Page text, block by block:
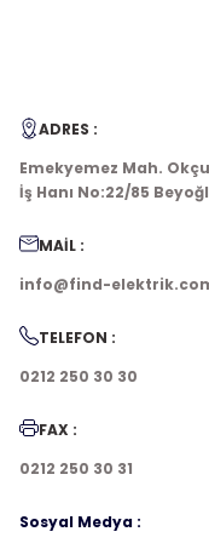
ADRES :
Emekyemez Mah.
İş Hanı No:22/85
MAİL :
info@find-
TELEFON :
0212 250 30 30
FAX :
0212 250 30 31
Sosyal Medya :